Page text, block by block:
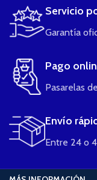
Servicio
Garantía
Pago
Pasarelas
Envío
Entre 24 o